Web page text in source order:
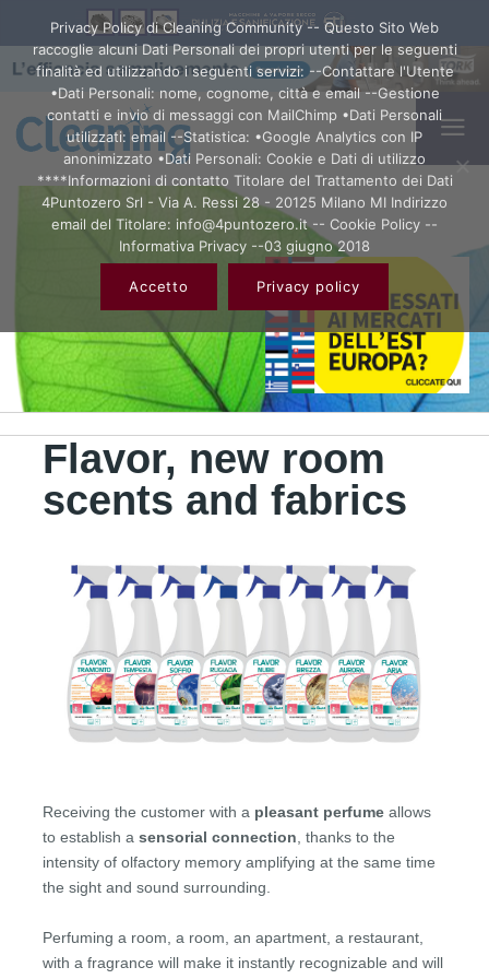
Flavor, new room
scents and fabrics
Receiving the customer with a pleasant perfumeallows
to establish a sensorial connection , thanks to the
intensity of olfactory memory amplifying at the same time
the sight and sound surrounding.
Perfuming a room, a room, an apartment, a restaurant,
with a fragrance will make it instantly recognizable and will
Privacy Policy di Cleaning Community -- Questo Sito Web
raccoglie alcuni Dati Personali dei propri utenti per le seguenti
finalità ed utilizzando i seguenti servizi: --Contattare l'Utente
•Dati Personali: nome, cognome, città e email --Gestione
contatti e invio di messaggi con MailChimp •Dati Personali
utilizzati: email --Statistica: •Google Analytics con IP
anonimizzato •Dati Personali: Cookie e Dati di utilizzo
****Informazioni di contatto Titolare del Trattamento dei Dati
4Puntozero Srl - Via A. Ressi 28 - 20125 Milano MI Indirizzo
email del Titolare: info@4puntozero.it -- Cookie Policy --
Informativa Privacy --03 giugno 2018
Accetto Privacy policy